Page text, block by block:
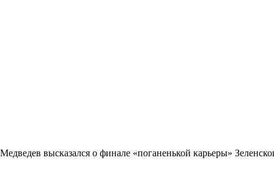
Медведев высказался о финале «поганенькой карьеры»